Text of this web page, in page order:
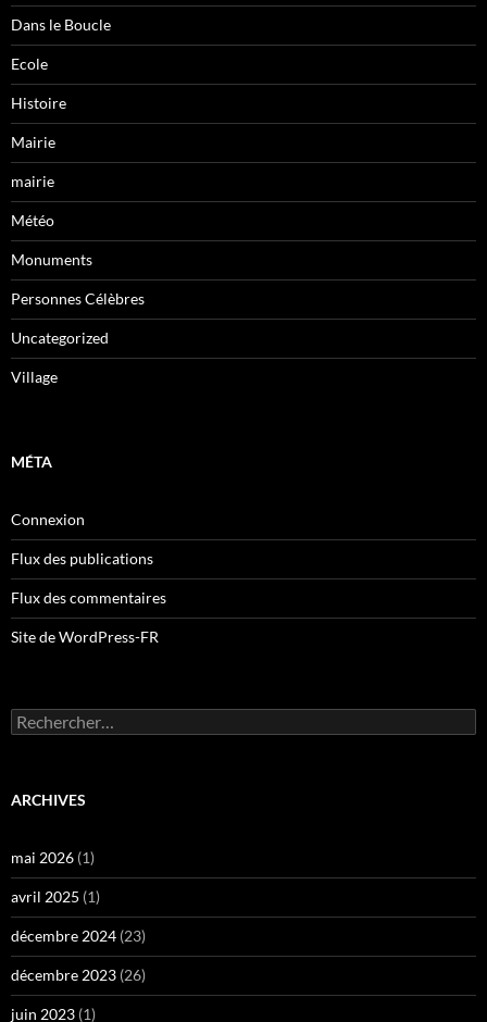
Dans le Boucle
Ecole
Histoire
Mairie
mairie
Météo
Monuments
Personnes Célèbres
Uncategorized
Village
MÉTA
Connexion
Flux des publications
Flux des commentaires
Site de WordPress-FR
Rechercher :
ARCHIVES
mai 2026 (1)
avril 2025 (1)
décembre 2024 (23)
décembre 2023 (26)
juin 2023 (1)